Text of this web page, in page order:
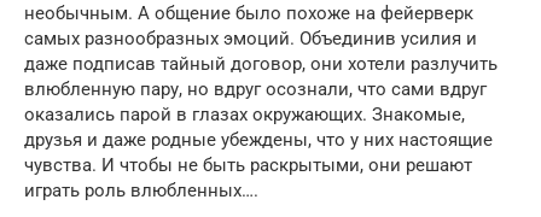
необычным. А общение было похоже на фейерверк
самых разнообразных эмоций. Объединив усилия и
даже подписав тайный договор, они хотели разлучить
влюбленную пару, но вдруг осознали, что сами вдруг
оказались парой в глазах окружающих. Знакомые,
друзья и даже родные убеждены, что у них настоящие
чувства. И чтобы не быть раскрытыми, они решают
играть роль влюбленных….